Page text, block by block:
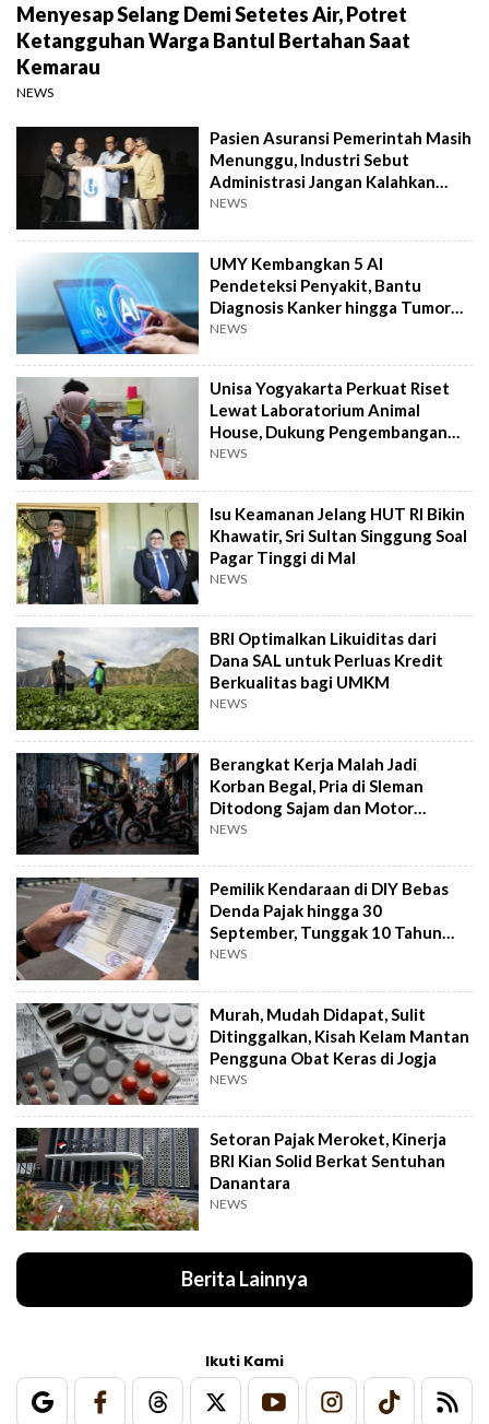
Menyesap Selang Demi Setetes Air, Potret
Ketangguhan Warga Bantul Bertahan Saat
Kemarau
NEWS
Pasien Asuransi Pemerintah Masih
Menunggu, Industri Sebut
Administrasi Jangan Kalahkan
Kemanusiaan
NEWS
UMY Kembangkan 5 AI
Pendeteksi Penyakit, Bantu
Diagnosis Kanker hingga Tumor
Otak Lebih Cepat
NEWS
Unisa Yogyakarta Perkuat Riset
Lewat Laboratorium Animal
House, Dukung Pengembangan
Kandidat Obat
NEWS
Isu Keamanan Jelang HUT RI Bikin
Khawatir, Sri Sultan Singgung Soal
Pagar Tinggi di Mal
NEWS
BRI Optimalkan Likuiditas dari
Dana SAL untuk Perluas Kredit
Berkualitas bagi UMKM
NEWS
Berangkat Kerja Malah Jadi
Korban Begal, Pria di Sleman
Ditodong Sajam dan Motor
Digasak
NEWS
Pemilik Kendaraan di DIY Bebas
Denda Pajak hingga 30
September, Tunggak 10 Tahun
Cukup Bayar 5 Tahun
NEWS
Murah, Mudah Didapat, Sulit
Ditinggalkan, Kisah Kelam Mantan
Pengguna Obat Keras di Jogja
NEWS
Setoran Pajak Meroket, Kinerja
BRI Kian Solid Berkat Sentuhan
Danantara
NEWS
Berita Lainnya
Ikuti Kami